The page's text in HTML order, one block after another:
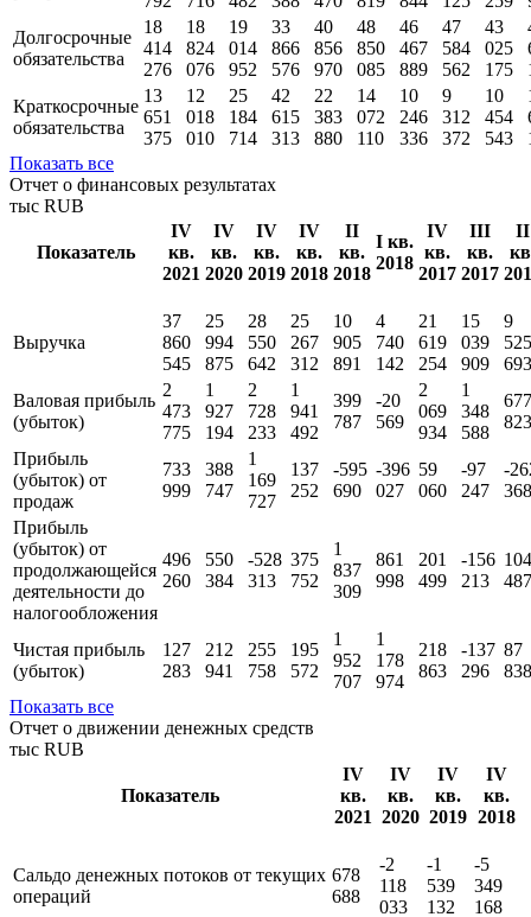
109
763
974
859
991
272
186
405
204
Капитал и
резервы
21
531
792
21
410
716
20
247
482
19
755
388
22
475
470
21
802
819
20
623
844
22
341
125
22
566
259
Долгосрочные
обязательства
18
414
276
18
824
076
19
014
952
33
866
576
40
856
970
48
850
085
46
467
889
47
584
562
43
025
175
Краткосрочные
обязательства
13
375
12
018
010
25
714
42
313
880
110
336
372
543
Показать все
Отчет о финансовых результатах
IV
кв.
2021
IV
кв.
2020
IV
кв.
2019
IV
кв.
2018
II
кв.
2018
I кв.
2018
IV
кв.
2017
III
кв.
2017
Выручка
37
860
545
25
994
875
28
550
642
25
267
312
10
905
4
740
21
619
254
15
039
909
9
525
Валовая прибыль
(убыток)
2
473
1
927
2
728
233
1
941
399
787
-20
569
2
069
1
348
677
823
Прибыль
(убыток) от
продаж
733
999
388
747
169
727
137
252
-595
690
-396
027
59
060
-97
247
-
368
Прибыль
продолжающейся
деятельности до
496
260
550
384
-528
313
375
752
1
837
309
861
998
201
499
-156
213
104
487
Чистая прибыль
(убыток)
127
212
255
195
707
974
Показатель
кв.
2021
IV
кв.
2020
IV
кв.
2019
IV
кв.
2018